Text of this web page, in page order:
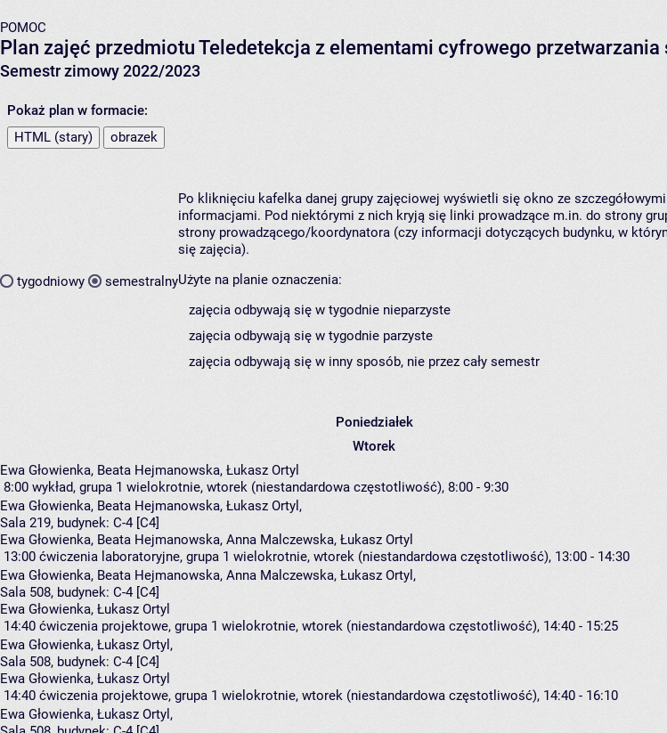
POMOC
Plan zajęć przedmiotu Teledetekcja z elementami cyfrowego przetwarzania
Semestr zimowy 2022/2023
Pokaż plan w formacie:
HTML (stary)
obrazek
tygodniowy semestralny
Po kliknięciu kafelka danej grupy zajęciowej wyświetli się okno ze szczegółowymi
informacjami. Pod niektórymi z nich kryją się linki prowadzące m.in. do strony
strony prowadzącego/koordynatora (czy informacji dotyczących budynku, w
się zajęcia).
Użyte na planie oznaczenia:
zajęcia odbywają się w tygodnie nieparzyste
zajęcia odbywają się w tygodnie parzyste
zajęcia odbywają się w inny sposób, nie przez cały semestr
Poniedziałek
Wtorek
Ewa Głowienka, Beata Hejmanowska, Łukasz Ortyl
8:00 wykład, grupa 1 wielokrotnie, wtorek (niestandardowa częstotliwość), 8:00 - 9:30
Ewa Głowienka, Beata Hejmanowska, Łukasz Ortyl ,
Sala 219, budynek: C-4 [C4]
Ewa Głowienka, Beata Hejmanowska, Anna Malczewska, Łukasz Ortyl
13:00 ćwiczenia laboratoryjne, grupa 1 wielokrotnie, wtorek (niestandardowa częstotliwość), 13:00 - 14:30
Ewa Głowienka, Beata Hejmanowska, Anna Malczewska, Łukasz Ortyl ,
Sala 508, budynek: C-4 [C4]
Ewa Głowienka, Łukasz Ortyl
14:40 ćwiczenia projektowe, grupa 1 wielokrotnie, wtorek (niestandardowa częstotliwość), 14:40 - 15:25
Ewa Głowienka, Łukasz Ortyl ,
Sala 508, budynek: C-4 [C4]
Ewa Głowienka, Łukasz Ortyl
14:40 ćwiczenia projektowe, grupa 1 wielokrotnie, wtorek (niestandardowa częstotliwość), 14:40 - 16:10
Ewa Głowienka, Łukasz Ortyl ,